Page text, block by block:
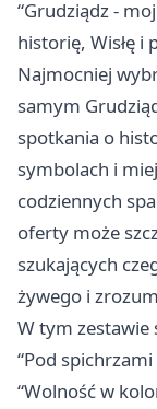
“Grudziądz -
historię, Wisłę i
Najmocniej
samym
spotkania o
symbolach i
codziennych
oferty może
szukających
żywego i
W tym zestawie
“Pod spichrzami
“Wolność w